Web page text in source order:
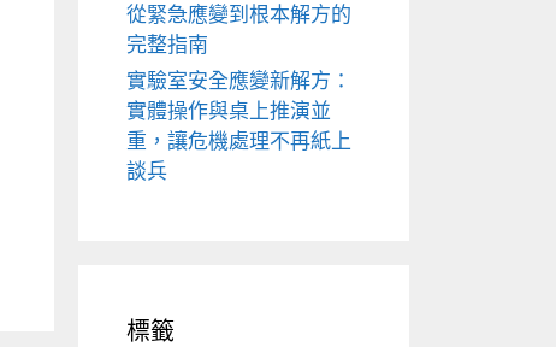
從緊急應變到根本解方的
完整指南
實驗室安全應變新解方：
實體操作與桌上推演並
重，讓危機處理不再紙上
談兵
標籤